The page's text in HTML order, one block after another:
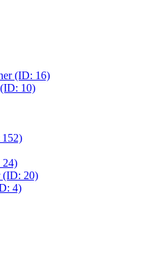
(ID: 16)
10)
152)
24)
(ID: 20)
4)